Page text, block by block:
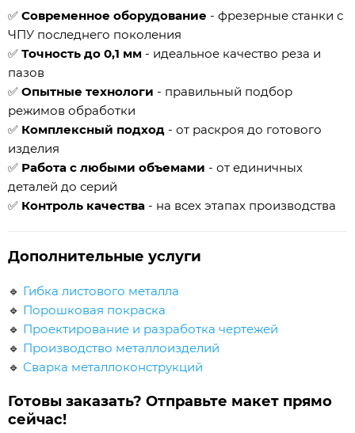
✅ Современное оборудование - фрезерные станки с
ЧПУ последнего поколения
✅ Точность до 0,1 мм - идеальное качество реза и
пазов
✅ Опытные технологи - правильный подбор
режимов обработки
✅ Комплексный подход - от раскроя до готового
изделия
✅ Работа с любыми объемами - от единичных
деталей до серий
✅ Контроль качества - на всех этапах производства
Дополнительные услуги
🔹 Гибка листового металла
🔹 Порошковая покраска
🔹 Проектирование и разработка чертежей
🔹 Производство металлоизделий
🔹 Сварка металлоконструкций
Готовы заказать? Отправьте макет прямо
сейчас!